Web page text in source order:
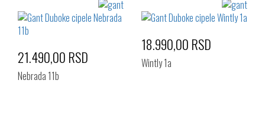
21.490,00 RSD
Nebrada 11b
18.990,00 RSD
Wintly 1a